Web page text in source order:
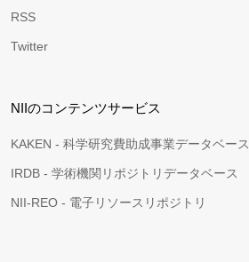
RSS
Twitter
NIIのコンテンツサービス
KAKEN - 科学研究費助成事業データベース
IRDB - 学術機関リポジトリデータベース
NII-REO - 電子リソースリポジトリ